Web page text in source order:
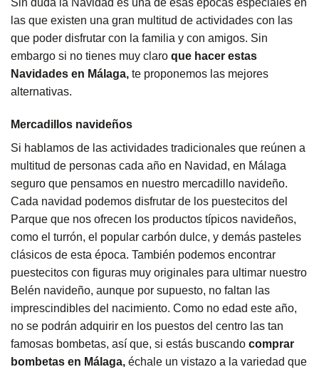
Sin duda la Navidad es una de esas épocas especiales en
las que existen una gran multitud de actividades con las
que poder disfrutar con la familia y con amigos. Sin
embargo si no tienes muy claro que hacer estas
Navidades en Málaga, te proponemos las mejores
alternativas.
Mercadillos navideños
Si hablamos de las actividades tradicionales que reúnen a
multitud de personas cada año en Navidad, en Málaga
seguro que pensamos en nuestro mercadillo navideño.
Cada navidad podemos disfrutar de los puestecitos del
Parque que nos ofrecen los productos típicos navideños,
como el turrón, el popular carbón dulce, y demás pasteles
clásicos de esta época. También podemos encontrar
puestecitos con figuras muy originales para ultimar nuestro
Belén navideño, aunque por supuesto, no faltan las
imprescindibles del nacimiento. Como no edad este año,
no se podrán adquirir en los puestos del centro las tan
famosas bombetas, así que, si estás buscando comprar
bombetas en Málaga, échale un vistazo a la variedad que